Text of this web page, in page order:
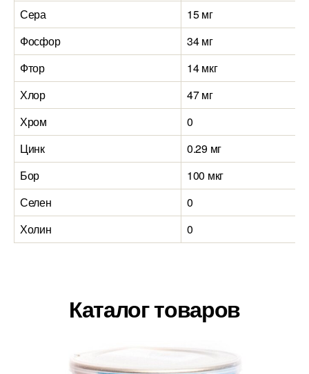
Сера
15 мг
Фосфор
34 мг
Фтор
14 мкг
Хлор
47 мг
Хром
0
Цинк
0.29 мг
Бор
100 мкг
Селен
0
Холин
0
Каталог товаров